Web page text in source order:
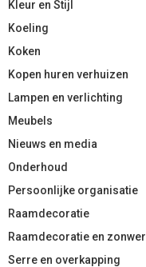
Kleur en Stijl
Koeling
Koken
Kopen huren verhuizen
Lampen en verlichting
Meubels
Nieuws en media
Onderhoud
Persoonlijke organisatie
Raamdecoratie
Raamdecoratie en
Serre en overkapping